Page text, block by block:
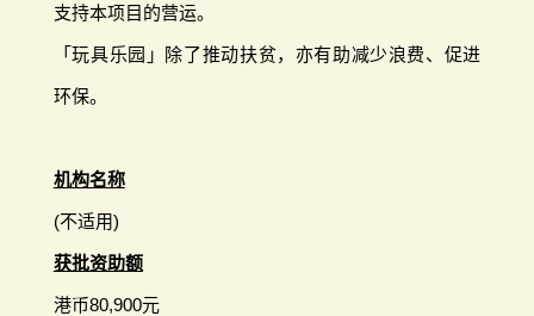
支持本项目的营运。
「玩具乐园」除了推动扶贫，亦有助减少浪费、促进
环保。
机构名称
(不适用)
获批资助额
港币80,900元